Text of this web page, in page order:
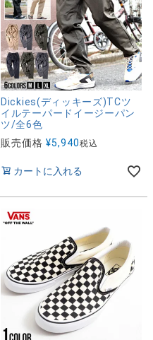
Dickies(ディッキーズ)TCツ
イルテーパードイージーパン
ツ/全6色
販売価格 ¥5,940税込
カートに入れる